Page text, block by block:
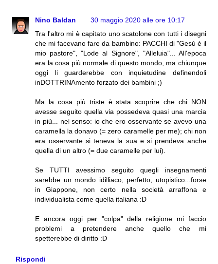
Nino Baldan
30 maggio 2020 alle ore 10:17
Tra l'altro mi è capitato uno scatolone con tutti i disegni
che mi facevano fare da bambino: PACCHI di "Gesú è il
mio pastore", "Lode al Signore", "Alleluia"... All'epoca
era la cosa più normale di questo mondo, ma chiunque
oggi li guarderebbe con inquietudine definendoli
inDOTTRINAmento forzato dei bambini ;)
Ma la cosa più triste è stata scoprire che chi NON
avesse seguito quella via possedeva quasi una marcia
in più... nel senso: io che ero osservante se avevo una
caramella la donavo (= zero caramelle per me); chi non
era osservante si teneva la sua e si prendeva anche
quella di un altro (= due caramelle per lui).
Se TUTTI avessimo seguito quegli insegnamenti
sarebbe un mondo idilliaco, perfetto, utopistico...forse
in Giappone, non certo nella società arraffona e
individualista come quella italiana :D
E ancora oggi per "colpa" della religione mi faccio
problemi a pretendere anche quello che mi
spetterebbe di diritto :D
Rispondi